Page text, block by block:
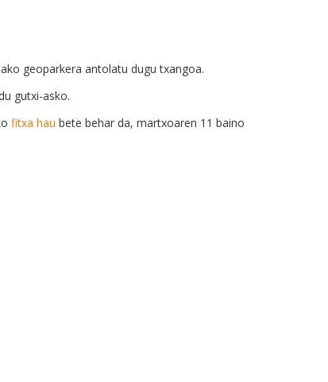
geoparkera antolatu dugu txangoa.
gutxi-asko.
fitxa hau bete behar da, martxoaren 11 baino